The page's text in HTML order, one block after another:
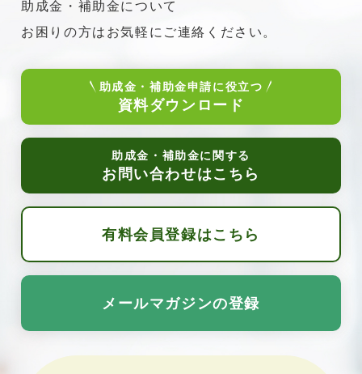
助成金・補助金について
お困りの方はお気軽にご連絡ください。
助成金・補助金申請に役立つ
資料ダウンロード
助成金・補助金に関する
お問い合わせはこちら
有料会員登録はこちら
メールマガジンの登録